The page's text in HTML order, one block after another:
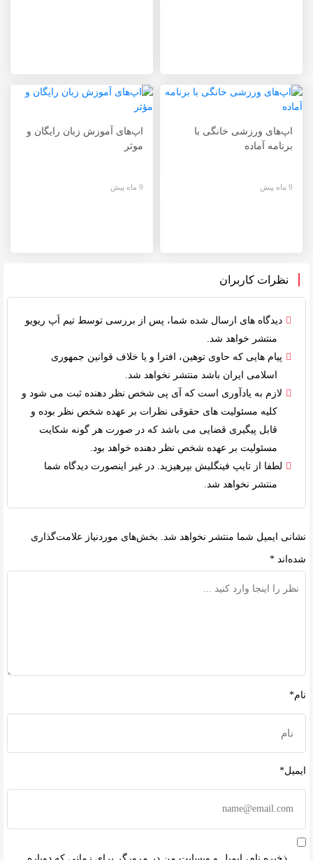
اپ‌های ورزشی خانگی با
برنامه آماده
9 ماه پیش
اپ‌های آموزش زبان رایگان و
موثر
9 ماه پیش
نظرات کاربران
دیدگاه های ارسال شده شما، پس از بررسی توسط تیم اَپ ریویو
منتشر خواهد شد.
پیام هایی که حاوی توهین، افترا و یا خلاف قوانین جمهوری
اسلامی ایران باشد منتشر نخواهد شد.
لازم به یادآوری است که آی پی شخص نظر دهنده ثبت می شود و
کلیه مسئولیت های حقوقی نظرات بر عهده شخص نظر بوده و
قابل پیگیری قضایی می باشد که در صورت هر گونه شکایت
مسئولیت بر عهده شخص نظر دهنده خواهد بود.
لطفا از تایپ فینگلیش بپرهیزید. در غیر اینصورت دیدگاه شما
منتشر نخواهد شد.
نشانی ایمیل شما منتشر نخواهد شد. بخش‌های موردنیاز علامت‌گذاری
شده‌اند *
نام*
ایمیل*
ذخیره نام، ایمیل و وبسایت من در مرورگر برای زمانی که دوباره